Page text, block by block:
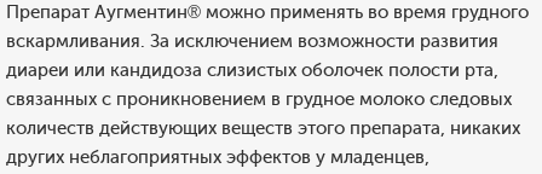
Препарат Аугментин® можно применять во время грудного
вскармливания. За исключением возможности развития
диареи или кандидоза слизистых оболочек полости рта,
связанных с проникновением в грудное молоко следовых
количеств действующих веществ этого препарата, никаких
других неблагоприятных эффектов у младенцев,